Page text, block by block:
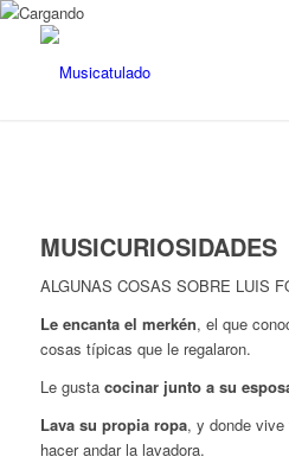
MUSICURIOSIDADES
ALGUNAS COSAS SOBRE LUIS
Le encanta el merkén, el que
cosas típicas que le regalaron.
Le gustacocinar junto a su
Lava su propia ropa, y donde vive
hacer andar la lavadora.